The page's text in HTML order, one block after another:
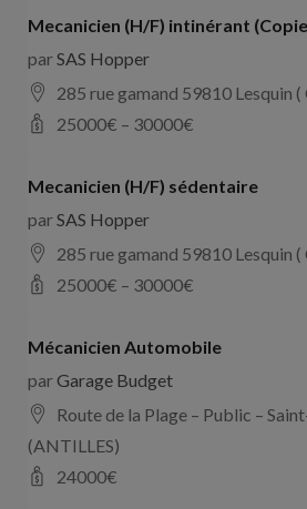
Mecanicien (H/F) intinérant
parSAS Hopper
285 rue gamand 59810 Lesquin (
25000€ – 30000€
Mecanicien (H/F) sédentaire
parSAS Hopper
285 rue gamand 59810 Lesquin (
25000€ – 30000€
Mécanicien Automobile
parGarage Budget
Route de la Plage – Public –
(ANTILLES)
24000€